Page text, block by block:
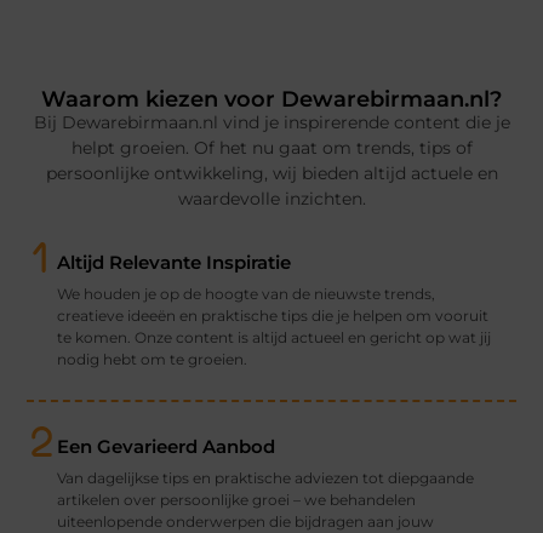
Waarom kiezen voor Dewarebirmaan.nl?
Bij Dewarebirmaan.nl vind je inspirerende content die je
helpt groeien. Of het nu gaat om trends, tips of
persoonlijke ontwikkeling, wij bieden altijd actuele en
waardevolle inzichten.
Altijd Relevante Inspiratie
We houden je op de hoogte van de nieuwste trends,
creatieve ideeën en praktische tips die je helpen om vooruit
te komen. Onze content is altijd actueel en gericht op wat jij
nodig hebt om te groeien.
Een Gevarieerd Aanbod
Van dagelijkse tips en praktische adviezen tot diepgaande
artikelen over persoonlijke groei – we behandelen
uiteenlopende onderwerpen die bijdragen aan jouw